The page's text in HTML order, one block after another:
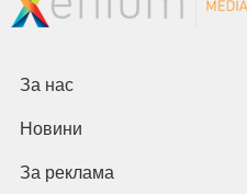
За нас
Новини
За реклама